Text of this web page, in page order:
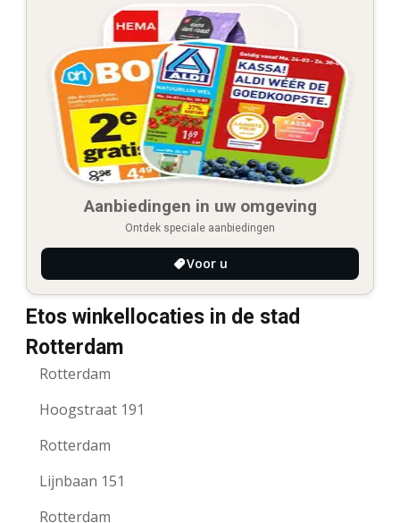
Aanbiedingen in uw omgeving
Ontdek speciale aanbiedingen
Voor u
Etos winkellocaties in de stad
Rotterdam
Rotterdam
Hoogstraat 191
Rotterdam
Lijnbaan 151
Rotterdam